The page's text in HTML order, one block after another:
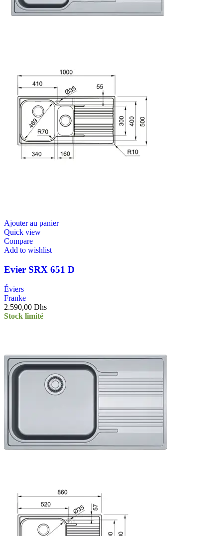
Ajouter au panier
Quick view
Compare
Add to wishlist
Evier SRX 651 D
Éviers
Franke
2.590,00 Dhs
Stock limité